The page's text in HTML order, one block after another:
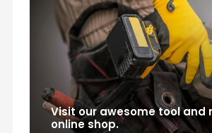
Visit our awesome tool and
online shop.